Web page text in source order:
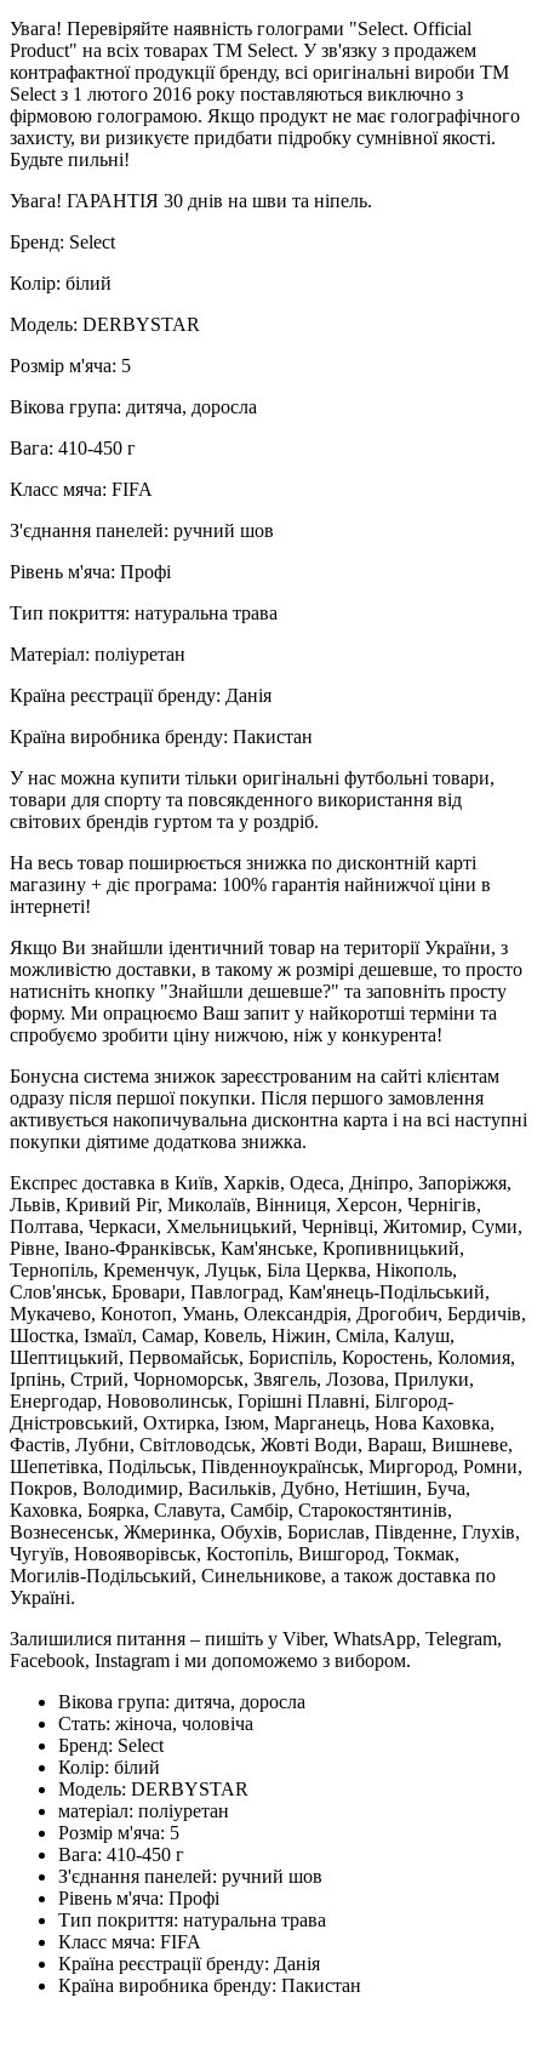
Увага! Перевіряйте наявність голограми "Select. Official
Product" на всіх товарах ТМ Select. У зв'язку з продажем
контрафактної продукції бренду, всі оригінальні вироби ТМ
Select з 1 лютого 2016 року поставляються виключно з
фірмовою голограмою. Якщо продукт не має голографічного
захисту, ви ризикуєте придбати підробку сумнівної якості.
Будьте пильні!
Увага! ГАРАНТІЯ 30 днів на шви та ніпель.
Бренд: Select
Колір: білий
Модель: DERBYSTAR
Розмір м'яча: 5
Вікова група: дитяча, доросла
Вага: 410-450 г
Класс мяча: FIFA
З'єднання панелей: ручний шов
Рівень м'яча: Профі
Тип покриття: натуральна трава
Матеріал: поліуретан
Країна реєстрації бренду: Данія
Країна виробника бренду: Пакистан
У нас можна купити тільки оригінальні футбольні товари,
товари для спорту та повсякденного використання від
світових брендів гуртом та у роздріб.
На весь товар поширюється знижка по дисконтній карті
магазину + діє програма: 100% гарантія найнижчої ціни в
інтернеті!
Якщо Ви знайшли ідентичний товар на території України, з
можливістю доставки, в такому ж розмірі дешевше, то просто
натисніть кнопку "Знайшли дешевше?" та заповніть просту
форму. Ми опрацюємо Ваш запит у найкоротші терміни та
спробуємо зробити ціну нижчою, ніж у конкурента!
Бонусна система знижок зареєстрованим на сайті клієнтам
одразу після першої покупки. Після першого замовлення
активується накопичувальна дисконтна карта і на всі наступні
покупки діятиме додаткова знижка.
Експрес доставка в Київ, Харків, Одеса, Дніпро, Запоріжжя,
Львів, Кривий Ріг, Миколаїв, Вінниця, Херсон, Чернігів,
Полтава, Черкаси, Хмельницький, Чернівці, Житомир, Суми,
Рівне, Івано-Франківськ, Кам'янське, Кропивницький,
Тернопіль, Кременчук, Луцьк, Біла Церква, Нікополь,
Слов'янськ, Бровари, Павлоград, Кам'янець-Подільський,
Мукачево, Конотоп, Умань, Олександрія, Дрогобич, Бердичів,
Шостка, Ізмаїл, Самар, Ковель, Ніжин, Сміла, Калуш,
Шептицький, Первомайськ, Бориспіль, Коростень, Коломия,
Ірпінь, Стрий, Чорноморськ, Звягель, Лозова, Прилуки,
Енергодар, Нововолинськ, Горішні Плавні, Білгород-
Дністровський, Охтирка, Ізюм, Марганець, Нова Каховка,
Фастів, Лубни, Світловодськ, Жовті Води, Вараш, Вишневе,
Шепетівка, Подільськ, Південноукраїнськ, Миргород, Ромни,
Покров, Володимир, Васильків, Дубно, Нетішин, Буча,
Каховка, Боярка, Славута, Самбір, Старокостянтинів,
Вознесенськ, Жмеринка, Обухів, Борислав, Південне, Глухів,
Чугуїв, Новояворівськ, Костопіль, Вишгород, Токмак,
Могилів-Подільський, Синельникове, а також доставка по
Україні.
Залишилися питання – пишіть у Viber, WhatsApp, Telegram,
Facebook, Instagram і ми допоможемо з вибором.
Вікова група: дитяча, доросла
Стать: жіноча, чоловіча
Бренд: Select
Колір: білий
Модель: DERBYSTAR
матеріал: поліуретан
Розмір м'яча: 5
Вага: 410-450 г
З'єднання панелей: ручний шов
Рівень м'яча: Профі
Тип покриття: натуральна трава
Класс мяча: FIFA
Країна реєстрації бренду: Данія
Країна виробника бренду: Пакистан